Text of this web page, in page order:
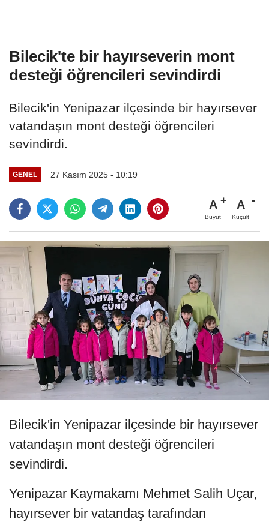
Bilecik'te bir hayırseverin mont
desteği öğrencileri sevindirdi
Bilecik'in Yenipazar ilçesinde bir hayırsever
vatandaşın mont desteği öğrencileri
sevindirdi.
GENEL 27 Kasım 2025 - 10:19
A
Büyüt
A
Küçült
Bilecik'in Yenipazar ilçesinde bir hayırsever
vatandaşın mont desteği öğrencileri
sevindirdi.
Yenipazar Kaymakamı Mehmet Salih Uçar,
hayırsever bir vatandaş tarafından